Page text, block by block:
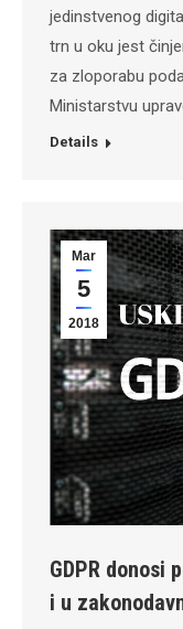
jedinstvenog
trn u oku jest
za zloporabu
Ministarstvu
Details
Mar
5
2018
GDPR donosi
i u